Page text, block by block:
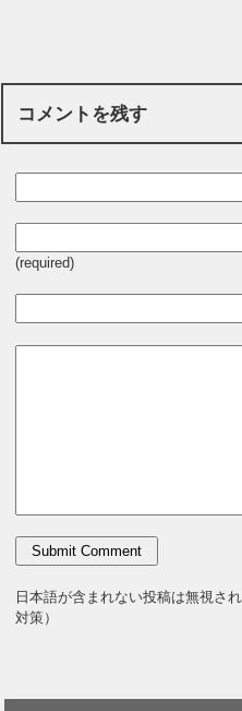
コメントを残す
(required)
日本語が含まれない投稿は無視さ
対策）